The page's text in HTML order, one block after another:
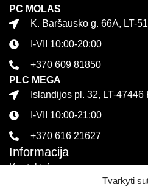
Tvarkyti
PC MOLAS
K. Baršausko g. 66A, LT-
I-VII 10:00-20:00
+370 609 81850
PLC MEGA
Islandijos pl. 32, LT-47446
I-VII 10:00-21:00
+370 616 21627
Informacija
Kontaktai
Pirkimo sąlygos ir taisyklės